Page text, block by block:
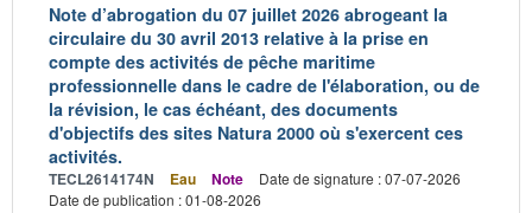
Note d’abrogation du 07 juillet 2026 abrogeant la
circulaire du 30 avril 2013 relative à la prise en
compte des activités de pêche maritime
professionnelle dans le cadre de l'élaboration, ou de
la révision, le cas échéant, des documents
d'objectifs des sites Natura 2000 où s'exercent ces
activités.
TECL2614174N Eau Note
Date de signature : 07-07-2026
Date de publication : 01-08-2026